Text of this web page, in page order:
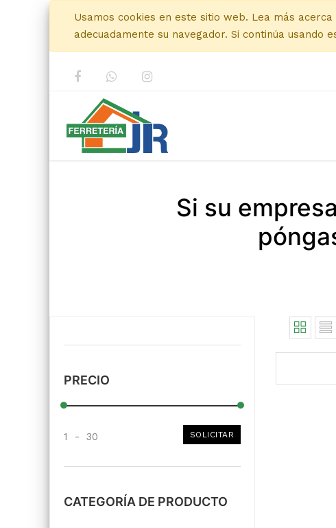
Usamos cookies en este sitio web. Lea más
adecuadamente su navegador. Si continúa usando
Si su
PRECIO
1 - 30 SOLICITAR
CATEGORÍA DE PRODUCTO